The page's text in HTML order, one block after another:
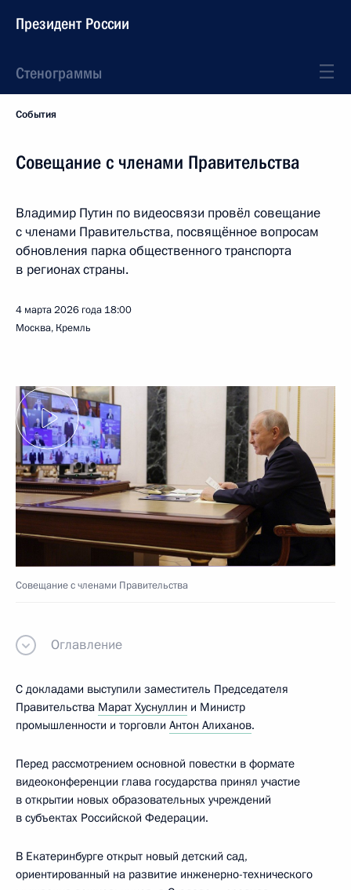
Президент России
Стенограммы
События
Совещание с членами Правительства
Владимир Путин по видеосвязи провёл совещание
с членами Правительства, посвящённое вопросам
обновления парка общественного транспорта
в регионах страны.
4 марта 2026 года 18:00
Москва, Кремль
Совещание с членами Правительства
Оглавление
С докладами выступили заместитель Председателя
Правительства Марат Хуснуллин и Министр
промышленности и торговли Антон Алиханов.
Перед рассмотрением основной повестки в формате
видеоконференции глава государства принял участие
в открытии новых образовательных учреждений
в субъектах Российской Федерации.
В Екатеринбурге открыт новый детский сад,
ориентированный на развитие инженерно-технического